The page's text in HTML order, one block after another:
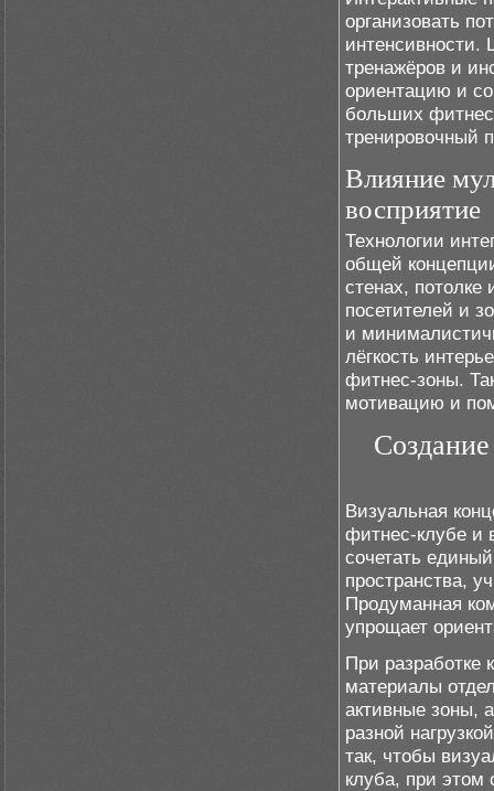
организовать
интенсивности.
тренажёров и
ориентацию и
больших
тренировочный
Влияние
восприятие
Технологии
общей
стенах,
посетителей и
и
лёгкость
фитнес-зоны.
мотивацию и
Визуальная
фитнес-клубе и
сочетать
пространства,
Продуманная
упрощает
При разработке
материалы
активные зоны,
разной
так, чтобы
клуба, при этом